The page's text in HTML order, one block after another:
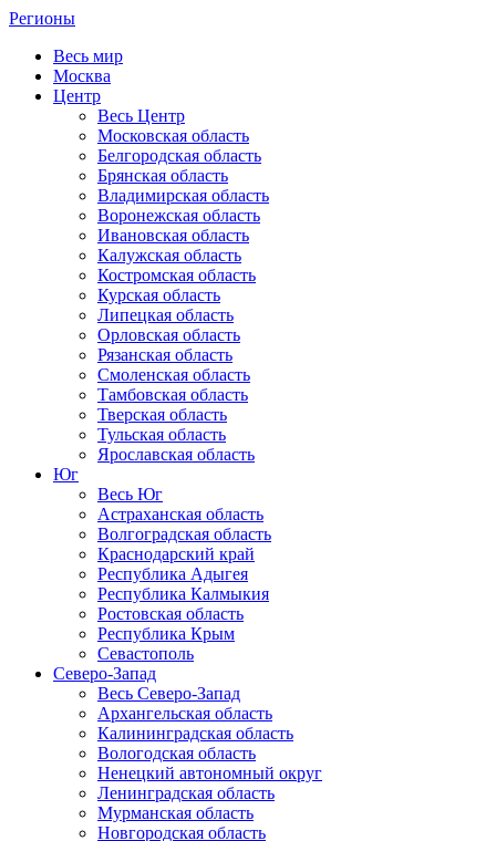
Регионы
Весь мир
Москва
Центр
Весь Центр
Московская область
Белгородская область
Брянская область
Владимирская область
Воронежская область
Ивановская область
Калужская область
Костромская область
Курская область
Липецкая область
Орловская область
Рязанская область
Смоленская область
Тамбовская область
Тверская область
Тульская область
Ярославская область
Юг
Весь Юг
Астраханская область
Волгоградская область
Краснодарский край
Республика Адыгея
Республика Калмыкия
Ростовская область
Республика Крым
Севастополь
Северо-Запад
Весь Северо-Запад
Архангельская область
Калининградская область
Вологодская область
Ненецкий автономный округ
Ленинградская область
Мурманская область
Новгородская область